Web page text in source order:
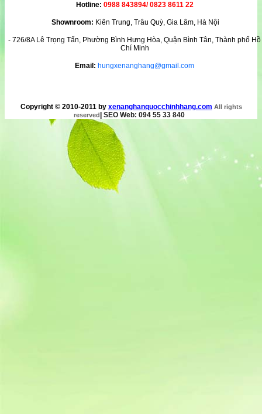
Hotline: 0988 843894/ 0823 8611 22
Shownroom: Kiên Trung, Trâu Quỳ, Gia Lâm, Hà Nội
- 726/8A Lê Trọng Tấn, Phường Bình Hưng Hòa, Quận Bình Tân, Thành phố Hồ
Chí Minh
Email: hungxenanghang@gmail.com
Copyright © 2010-2011 by xenanghanquocchinhhang.com All rights
reserved SEO Web: 094 55 33 840